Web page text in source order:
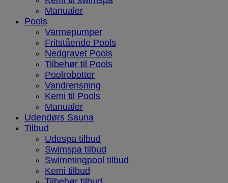
Manualer
Pools
Varmepumper
Fritstående Pools
Nedgravet Pools
Tilbehør til Pools
Poolrobotter
Vandrensning
Kemi til Pools
Manualer
Udendørs Sauna
Tilbud
Udespa tilbud
Swimspa tilbud
Swimmingpool tilbud
Kemi tilbud